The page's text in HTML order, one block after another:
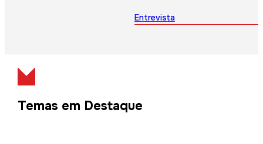
Entrevista
Temas em Destaque